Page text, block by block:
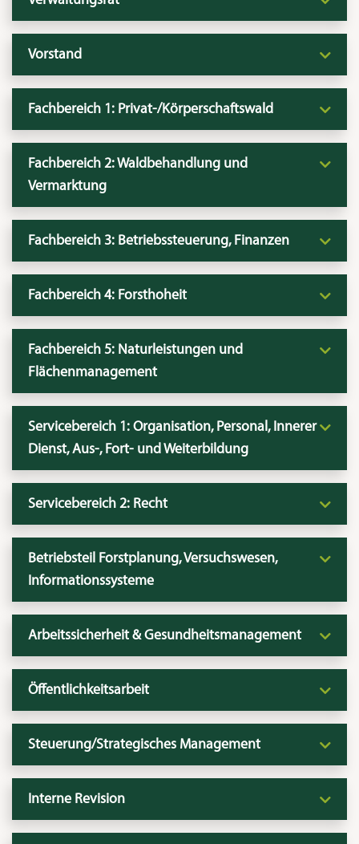
Vorstand
Fachbereich 1: Privat-/Körperschaftswald
Fachbereich 2: Waldbehandlung und
Vermarktung
Fachbereich 3: Betriebssteuerung, Finanzen
Fachbereich 4: Forsthoheit
Fachbereich 5: Naturleistungen und
Flächenmanagement
Servicebereich 1: Organisation, Personal, Innerer
Dienst, Aus-, Fort- und Weiterbildung
Servicebereich 2: Recht
Betriebsteil Forstplanung, Versuchswesen,
Informationssysteme
Arbeitssicherheit & Gesundheitsmanagement
Öffentlichkeitsarbeit
Steuerung/Strategisches Management
Interne Revision